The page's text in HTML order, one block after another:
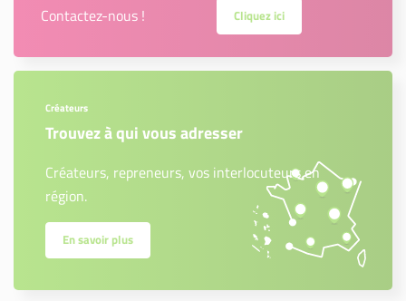
Contactez-nous ! Cliquez ici
Créateurs
Trouvez à qui vous adresser
Créateurs, repreneurs, vos interlocuteurs en
région.
En savoir plus